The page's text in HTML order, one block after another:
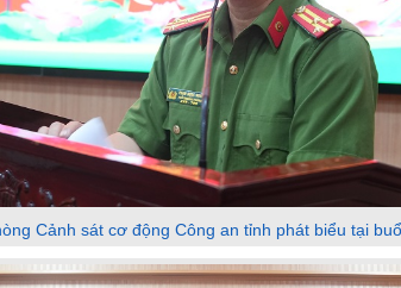
Cảnh sát cơ động Công an tỉnh phát biểu tại